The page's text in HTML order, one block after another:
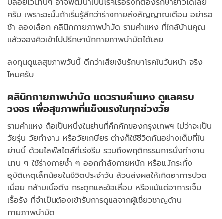
ปล่อยไว้นานๆ อาจพัฒนาเป็นโรคเรื้อรังที่ต้องรักษายาวได้เลย
ครับ เพราะฉะนั้นถ้าเริ่มรู้สึกว่าร่างกายส่งสัญญาณเตือน อย่ารอ
ช้า ลองเลือก คลินิกกายภาพบำบัด รามคำแหง ที่ใกล้บ้านคุณ
แล้วจองคิวเข้าไปปรึกษานักกายภาพบำบัดได้เลย
ลงทุนดูแลสุขภาพวันนี้ ดีกว่าเสียเงินรักษาโรคในวันหน้า จริง
ไหมครับ
คลินิกกายภาพบำบัด แถวรามคำแหง ดูแลครบ
วงจร เพื่อสุขภาพที่แข็งแรงในทุกช่วงวัย
รามคำแหง ถือเป็นหนึ่งในย่านที่คึกคักของกรุงเทพฯ ไม่ว่าจะเป็น
วัยรุ่น วัยทำงาน หรือวัยเกษียร ต่างก็ใช้ชีวิตกันอย่างเต็มที่ใน
ย่านนี้ ด้วยไลฟ์สไตล์ที่เร่งรีบ รวมถึงพฤติกรรมการนั่งทำงาน
นาน ๆ ใช้ร่างกายซ้ำ ๆ ออกกำลังกายหนัก หรือแม้กระทั่ง
อุบัติเหตุเล็กน้อยในชีวิตประจำวัน ล้วนส่งผลให้เกิดอาการปวด
เมื่อย กล้ามเนื้อตึง กระดูกและข้อเสื่อม หรือแม้แต่อาการเจ็บ
เรื้อรัง ที่จำเป็นต้องเข้ารับการดูแลจากผู้เชี่ยวชาญด้าน
กายภาพบำบัด